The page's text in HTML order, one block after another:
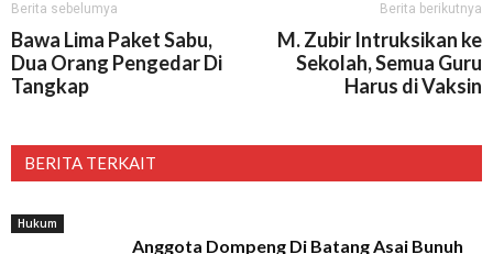
Berita sebelumya
Bawa Lima Paket Sabu,
Dua Orang Pengedar Di
Tangkap
Berita berikutnya
M. Zubir Intruksikan ke
Sekolah, Semua Guru
Harus di Vaksin
BERITA TERKAIT
Hukum
Anggota Dompeng Di Batang Asai Bunuh